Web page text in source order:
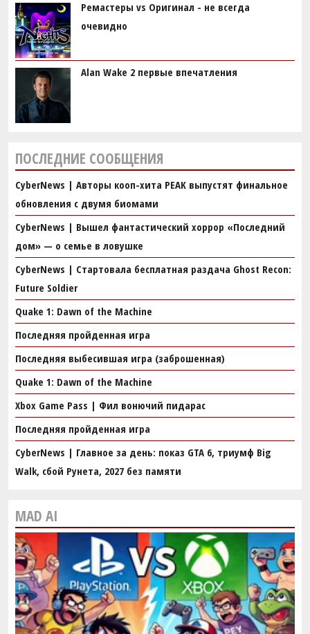
Ремастеры vs Оригинал - не всегда
очевидно
Alan Wake 2 первые впечатления
ПОСЛЕДНИЕ СООБЩЕНИЯ
CyberNews | Авторы кооп-хита PEAK выпустят финальное
обновления с двумя биомами
CyberNews | Вышел фантастический хоррор «Последний
дом» — о семье в ловушке
CyberNews | Стартовала бесплатная раздача Ghost Recon:
Future Soldier
Quake 1: Dawn of the Machine
Последняя пройденная игра
Последняя выбесившая игра (заброшенная)
Quake 1: Dawn of the Machine
Xbox Game Pass | Фил вонючий пидарас
Последняя пройденная игра
CyberNews | Главное за день: показ GTA 6, триумф Big
Walk, сбой Рунета, 2027 без памяти
MAD AI